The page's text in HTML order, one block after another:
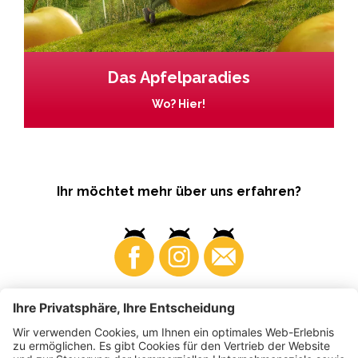
Das Apfelparadies
Wo? Hier!
Ihr möchtet mehr über uns erfahren?
Business Produzenten